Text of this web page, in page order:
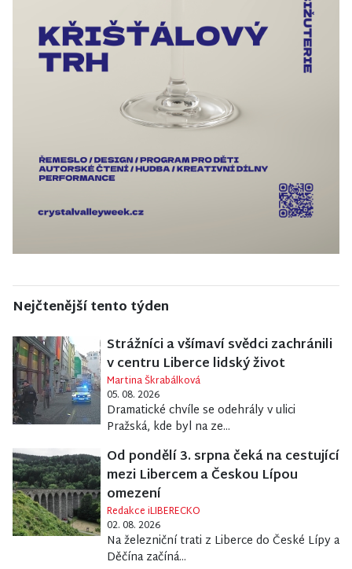
Nejčtenější tento týden
Strážníci a všímaví svědci zachránili
v centru Liberce lidský život
Martina Škrabálková
05. 08. 2026
Dramatické chvíle se odehrály v ulici
Pražská, kde byl na ze...
Od pondělí 3. srpna čeká na cestující
mezi Libercem a Českou Lípou
omezení
Redakce iLIBERECKO
02. 08. 2026
Na železniční trati z Liberce do České Lípy a
Děčína začíná...